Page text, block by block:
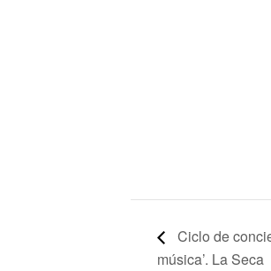
Ciclo de
música’. La Seca